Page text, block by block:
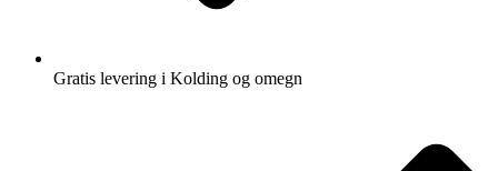
Gratis levering i Kolding og omegn